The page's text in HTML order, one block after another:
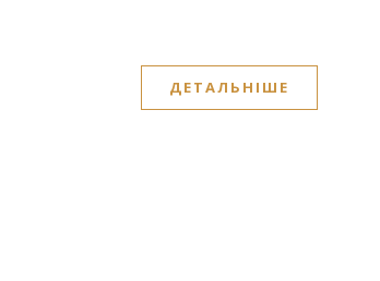
ДЕТАЛЬНІШЕ